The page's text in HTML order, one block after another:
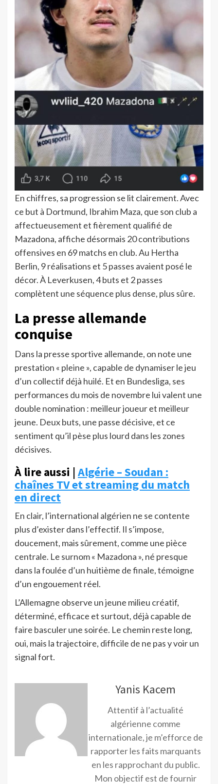
En chiffres, sa progression se lit clairement. Avec
ce but à Dortmund, Ibrahim Maza, que son club a
affectueusement et fièrement qualifié de
Mazadona, affiche désormais 20 contributions
offensives en 69 matchs en club. Au Hertha
Berlin, 9 réalisations et 5 passes avaient posé le
décor. À Leverkusen, 4 buts et 2 passes
complètent une séquence plus dense, plus sûre.
La presse allemande
conquise
Dans la presse sportive allemande, on note une
prestation « pleine », capable de dynamiser le jeu
d’un collectif déjà huilé. Et en Bundesliga, ses
performances du mois de novembre lui valent une
double nomination : meilleur joueur et meilleur
jeune. Deux buts, une passe décisive, et ce
sentiment qu’il pèse plus lourd dans les zones
décisives.
À lire aussi |Algérie – Soudan :
chaînes TV et streaming du match
en direct
En clair, l’international algérien ne se contente
plus d’exister dans l’effectif. Il s’impose,
doucement, mais sûrement, comme une pièce
centrale. Le surnom « Mazadona », né presque
dans la foulée d’un huitième de finale, témoigne
d’un engouement réel.
L’Allemagne observe un jeune milieu créatif,
déterminé, efficace et surtout, déjà capable de
faire basculer une soirée. Le chemin reste long,
oui, mais la trajectoire, difficile de ne pas y voir un
signal fort.
Yanis Kacem
Attentif à l’actualité
algérienne comme
internationale, je m’efforce de
rapporter les faits marquants
en les rapprochant du public.
Mon objectif est de fournir